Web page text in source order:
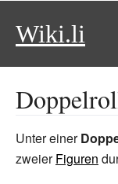
Wiki.li
Unter einer
zweierFiguren